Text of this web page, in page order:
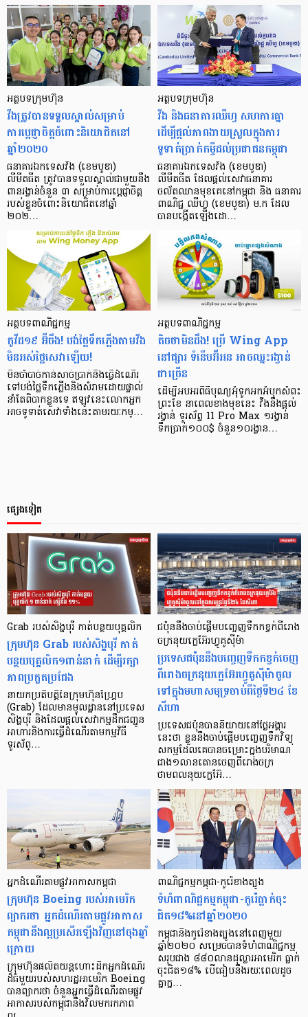
អត្ថបទក្រុមហ៊ុន
វីងត្រូវបានទទួលស្គាល់សម្រាប់
ការប្តេជ្ញាចិត្តចំពោះនិយោជិតនៅ
ឆ្នាំ២០២០
ធនាគារឯកទេសវីង (ខេមបូឌា)
លីមីតធីត ត្រូវបានទទួលស្គាល់ជាមួយនឹង
ពានរង្វាន់ចំនួន ៣ សម្រាប់ការប្តេជ្ញាចិត្ត
របស់ខ្លួនចំពោះនិយោជិតនៅឆ្នាំ
២០២…
អត្ថបទ​ក្រុមហ៊ុន
វីង និង​ធនាគារ​ឈីហ្វ សហការគ្នា​
ដើម្បី​ផ្តល់​ភាពងាយស្រួល​ក្នុង​ការ
ទូទាត់​ប្រាក់​កម្ចី​ដល់​ប្រជាជនកម្ពុជា
ធនាគារឯកទេសវីង (ខេមបូឌា)
លីមីតធីត ដែលផ្តល់សេវាធនាគារ
ចល័តឈានមុខគេនៅកម្ពុជា និង ធនាគារ
ពាណិជ្ជ ឈីហ្វ (ខេមបូឌា) ម.ក ដែល
បានបង្កើតឡើងដោ…
អត្ថបទ​ពាណិជ្ជកម្ម
កូវីដ១៩ អ៊ីចឹង! បង់ថ្លៃទឹកភ្លើងតាមវីង​
មិន​អស់​ថ្លៃ​សេវា​ឡើយ!
មិនចាំបាច់កាន់សាច់ប្រាក់និងធ្វើដំណើរ
ទៅបង់ថ្លៃទឹកភ្លើងនិងសំរាមដោយផ្ទាល់
នាំតែពិបាកខ្លួនទេ ឥឡូវនេះលោកអ្នក
អាចទូទាត់សេវាទាំងនេះតាមរយៈកម្…
អត្ថបទ​ពាណិជ្ជកម្ម
តិចថាមិនដឹង! ប្រើ Wing App
នៅផ្សារ ទំនើបអ៊ីអន អាចឈ្នះរង្វាន់
ជាច្រើន
ដើម្បីអបអរពិធីបុណ្យអុំទូកអកអំបុកសំពះ
ព្រះខែ នាពេលខាងមុខនេះ វីងនឹងផ្តល់
រង្វាន់ ទូរស័ព្ទ 11 Pro Max ១រង្វាន់
ទឹកប្រាក់១០០$ ចំនួន១០រង្វាន…
ផ្សេងទៀត
Grab របស់សិង្ហបុរី កាត់បន្ថយបុគ្គលិក
ក្រុមហ៊ុន Grab របស់សិង្ហបុរី កាត់
បន្ថយបុគ្គលិក១ពាន់នាក់ ដើម្បីរក្សា
ភាពប្រកួតប្រជែង
នាយកប្រតិបត្តិនៃក្រុមហ៊ុនហ្គ្រែប
(Grab) ដែលមានមូលដ្ឋាននៅប្រទេស
សិង្ហបុរី និងដែលផ្ដល់សេវាកម្មដឹកជញ្ជូន
អាហារនិងការធ្វើដំណើរតាមកម្មវិធី
ទូរស័ព្…
ជប៉ុននឹងចាប់ផ្ដើមបញ្ចេញទឹកកខ្វក់ពីរោង
ចក្រនុយក្លេអ៊ែរហ្វូគូស៊ីម៉ា
ប្រទេសជប៉ុននឹងបញ្ចេញទឹកកខ្វក់ចេញ
ពីរោងចក្រនុយក្លេអ៊ែរហ្វូគូស៊ីម៉ាចូល
ទៅក្នុងមហាសមុទ្រចាប់ពីថ្ងៃទី២៤ ខែ
សីហា
ប្រទេសជប៉ុនបាននិយាយនៅថ្ងៃអង្គារ
នេះថា ខ្លួននឹងចាប់ផ្តើមបញ្ចេញទឹកវិទ្យុ
សកម្មដែលគេបានចម្រោះក្នុងបរិមាណ
ជាង១លានតោនចេញពីរោងចក្រ
ថាមពលនុយក្លេអ៊ែ…
អ្នកដំណើរតាមផ្លូវអាកាសកម្ពុជា
ក្រុមហ៊ុន Boeing របស់អាមេរិក
ព្យាករថា អ្នកដំណើរតាមផ្លូវអាកាស
កម្ពុជានឹងល្អប្រសើរឡើងវិញនៅចុងឆ្នាំ
ក្រោយ
ក្រុមហ៊ុនផលិតយន្ដហោះដឹកអ្នកដំណើរ
ដ៏ធំមួយរបស់សហរដ្ឋអាមេរិក Boeing
បានព្យាករថា ចំនួនអ្នកធ្វើដំណើរតាមផ្លូវ
អាកាសរបស់កម្ពុជានឹងវិលមករកភាព
ពាណិជ្ជកម្មកម្ពុជា-កូរ៉េខាងត្បូង
ទំហំពាណិជ្ជកម្មកម្ពុជា-កូរ៉េធ្លាក់ចុះ
ជិត១៨%នៅឆ្នាំ២០២០
កម្ពុជានិងកូរ៉េខាងត្បូងនៅពេញមួយ
ឆ្នាំ២០២០ សម្រេចបានទំហំពាណិជ្ជកម្ម
សរុបជាង ៨៨០លានដុល្លារអាមេរិក ធ្លាក់
ចុះជិត១៨% បើធៀបនឹងរយៈពេលដូច
គ្នាក្ន…